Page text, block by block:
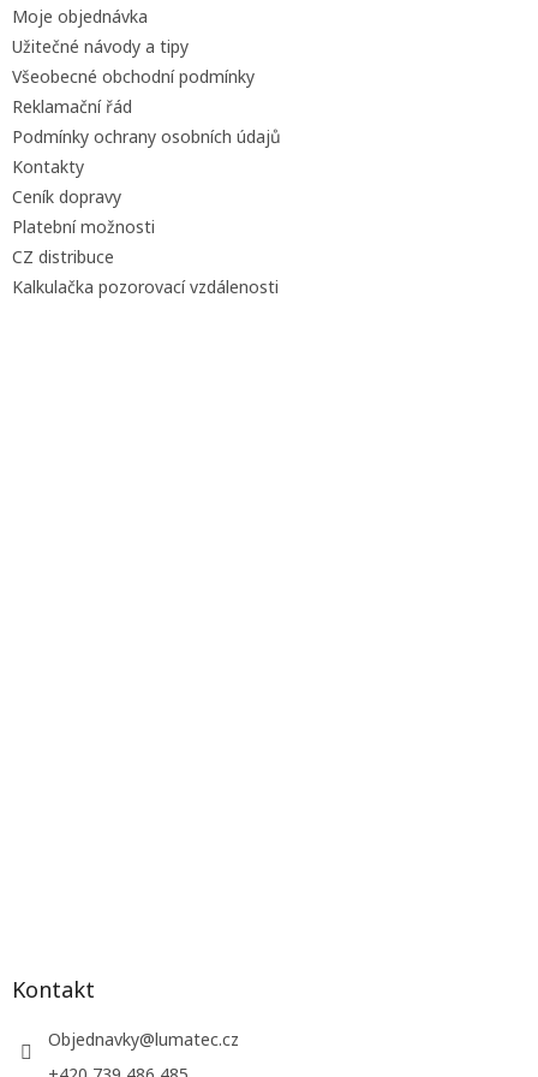
Moje objednávka
Užitečné návody a tipy
Všeobecné obchodní podmínky
Reklamační řád
Podmínky ochrany osobních údajů
Kontakty
Ceník dopravy
Platební možnosti
CZ distribuce
Kalkulačka pozorovací vzdálenosti
Kontakt
Objednavky@lumatec.cz